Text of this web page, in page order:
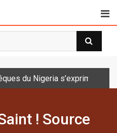
du Nigeria s’expriment
! Source